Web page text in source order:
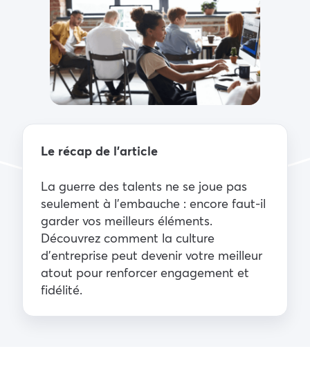
Le récap de l’article
La guerre des talents ne se joue pas
seulement à l’embauche : encore faut-il
garder vos meilleurs éléments.
Découvrez comment la culture
d’entreprise peut devenir votre meilleur
atout pour renforcer engagement et
fidélité.